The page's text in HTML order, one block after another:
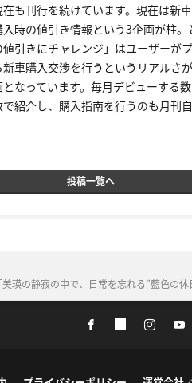
も刊行を続けています。現在は新
時の値引き情報という3企画が柱
引きにチャレンジ」はユーザーが
車購入交渉を行うというリアルさ
なっています。毎月デビューする
紹介し、購入指南を行うのも月刊
投稿一覧へ
瑛の静寂の中で、日常を忘れる”藍色の